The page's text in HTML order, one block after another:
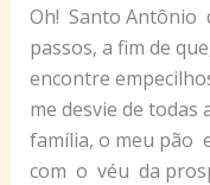
Oh! Santo Antônio
passos, a fim de
encontre
me desvie de todas
família, o meu pão
com o véu da